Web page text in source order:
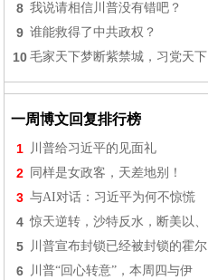
8 我说请相信川普没有错吧？
9 谁能救得了中共政权？
10 毛家天下梦断紫禁城，习党天下
一周博文回复排行榜
1 川普给习近平的见面礼
2 同样是女政客，天差地别！
3 与AI对话：习近平为何不惊慌
4 惊天逆转，沙特反水，断美以、
5 川普宣布封锁已经被封锁的霍尔
6 川普“回心转意”，本周四与伊